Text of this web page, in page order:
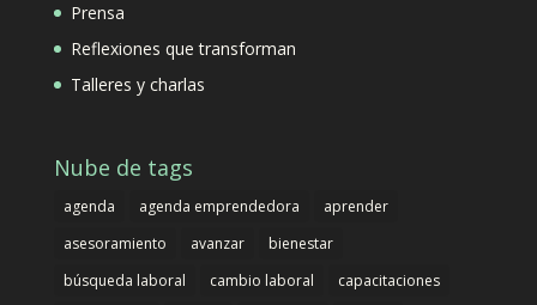
Prensa
Reflexiones que transforman
Talleres y charlas
Nube de tags
agenda agenda emprendedora
aprender
asesoramiento
avanzar
bienestar
búsqueda laboral
cambio laboral
capacitaciones